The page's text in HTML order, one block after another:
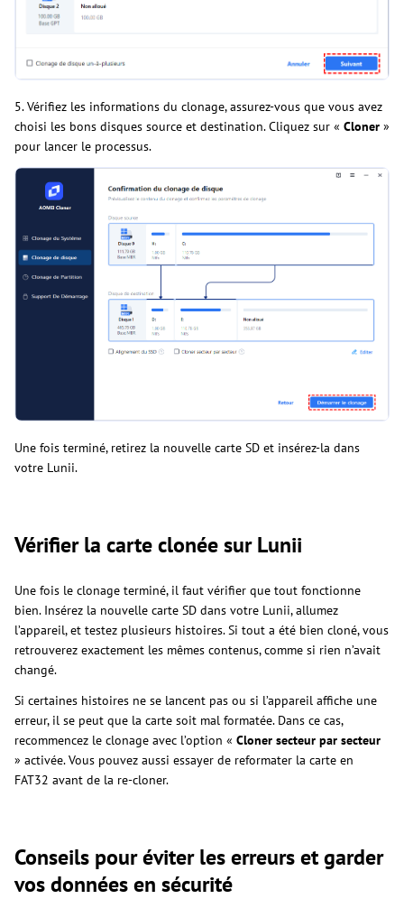
5. Vérifiez les informations du clonage, assurez-vous que vous avez
choisi les bons disques source et destination. Cliquez sur « Cloner »
pour lancer le processus.
Une fois terminé, retirez la nouvelle carte SD et insérez-la dans
votre Lunii.
Vérifier la carte clonée sur Lunii
Une fois le clonage terminé, il faut vérifier que tout fonctionne
bien. Insérez la nouvelle carte SD dans votre Lunii, allumez
l’appareil, et testez plusieurs histoires. Si tout a été bien cloné, vous
retrouverez exactement les mêmes contenus, comme si rien n’avait
changé.
Si certaines histoires ne se lancent pas ou si l’appareil affiche une
erreur, il se peut que la carte soit mal formatée. Dans ce cas,
recommencez le clonage avec l’option « Cloner secteur par secteur
» activée. Vous pouvez aussi essayer de reformater la carte en
FAT32 avant de la re-cloner.
Conseils pour éviter les erreurs et garder
vos données en sécurité